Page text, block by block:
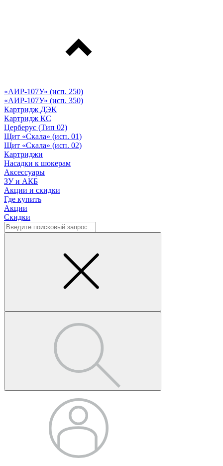
«АИР-107У» (исп. 250)
«АИР-107У» (исп. 350)
Картридж ДЭК
Картридж КС
Церберус (Тип 02)
Щит «Скала» (исп. 01)
Щит «Скала» (исп. 02)
Картриджи
Насадки к шокерам
Аксессуары
ЗУ и АКБ
Акции и скидки
Где купить
Акции
Скидки